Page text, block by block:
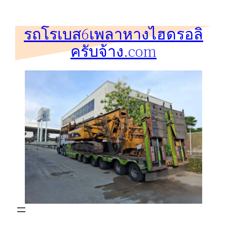
รถโรเบส6เพลาหางไฮดรอลิ
ครับจ้าง.com